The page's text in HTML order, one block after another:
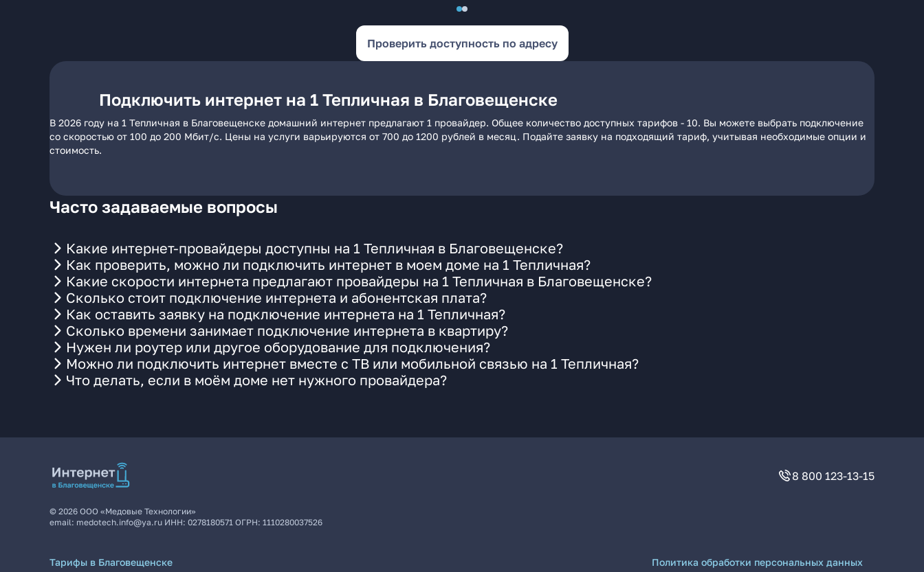
Проверить доступность по адресу
Подключить интернет на 1 Тепличная в Благовещенске
В 2026 году на 1 Тепличная в Благовещенске домашний интернет предлагают 1 провайдер. Общее количество доступных тарифов - 10. Вы можете выбрать подключение
со скоростью от 100 до 200 Мбит/с. Цены на услуги варьируются от 700 до 1200 рублей в месяц. Подайте заявку на подходящий тариф, учитывая необходимые опции и
стоимость.
Часто задаваемые вопросы
Какие интернет-провайдеры доступны на 1 Тепличная в Благовещенске?
Как проверить, можно ли подключить интернет в моем доме на 1 Тепличная?
Какие скорости интернета предлагают провайдеры на 1 Тепличная в Благовещенске?
Сколько стоит подключение интернета и абонентская плата?
Как оставить заявку на подключение интернета на 1 Тепличная?
Сколько времени занимает подключение интернета в квартиру?
Нужен ли роутер или другое оборудование для подключения?
Можно ли подключить интернет вместе с ТВ или мобильной связью на 1 Тепличная?
Что делать, если в моём доме нет нужного провайдера?
8 800 123-13-15
© 2026 ООО «Медовые Технологии»
email: medotech.info@ya.ru ИНН: 0278180571 ОГРН: 1110280037526
Тарифы в Благовещенске
Политика обработки персональных данных